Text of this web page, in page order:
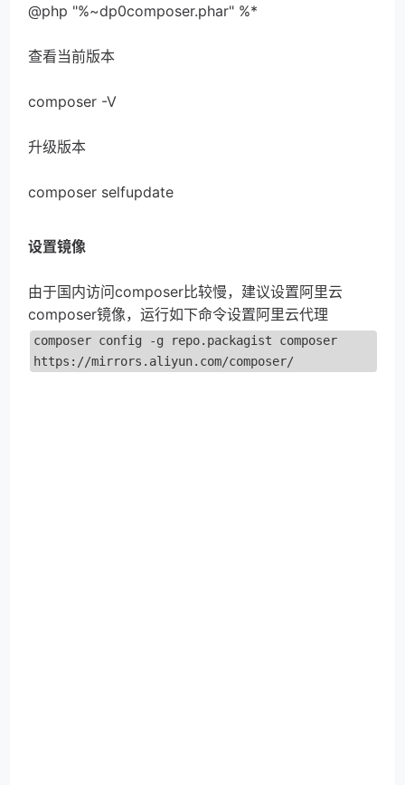
@php "%~dp0composer.phar" %*
查看当前版本
composer -V
升级版本
composer selfupdate
设置镜像
由于国内访问composer比较慢，建议设置阿里云
composer镜像，运行如下命令设置阿里云代理
composer config -g repo.packagist composer
https://mirrors.aliyun.com/composer/